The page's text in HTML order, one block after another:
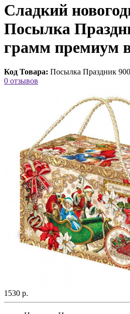
Сладкий
Посылка
грамм премиум
Код Товара: Посылка Праздник
0 отзывов
1530 р.